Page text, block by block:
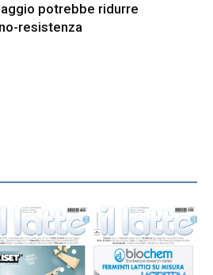
potrebbe ridurre
resistenza